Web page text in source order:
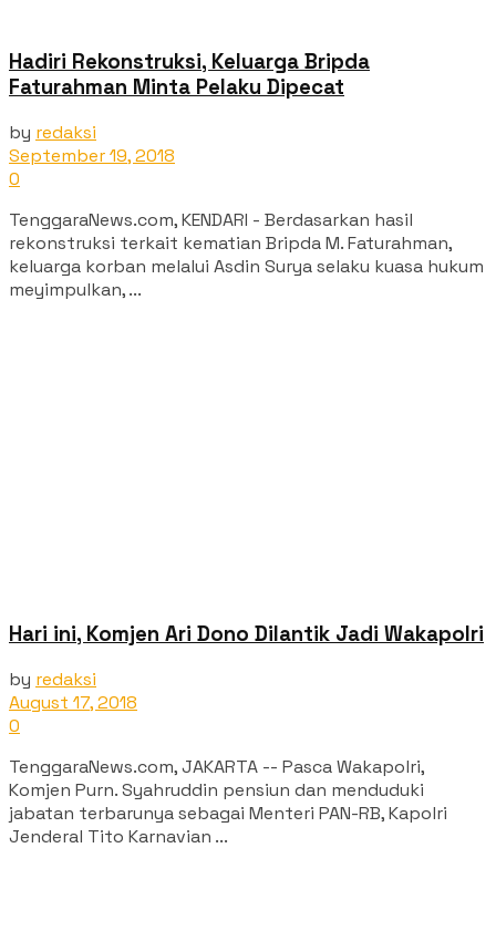
Hadiri Rekonstruksi, Keluarga Bripda
Faturahman Minta Pelaku Dipecat
by redaksi
September 19, 2018
0
TenggaraNews.com, KENDARI - Berdasarkan hasil
rekonstruksi terkait kematian Bripda M. Faturahman,
keluarga korban melalui Asdin Surya selaku kuasa hukum
meyimpulkan, ...
Hari ini, Komjen Ari Dono Dilantik Jadi Wakapolri
by redaksi
August 17, 2018
0
TenggaraNews.com, JAKARTA -- Pasca Wakapolri,
Komjen Purn. Syahruddin pensiun dan menduduki
jabatan terbarunya sebagai Menteri PAN-RB, Kapolri
Jenderal Tito Karnavian ...